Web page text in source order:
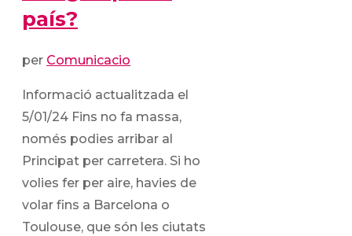
país?
per Comunicacio
Informació actualitzada el
5/01/24 Fins no fa massa,
només podies arribar al
Principat per carretera. Si ho
volies fer per aire, havies de
volar fins a Barcelona o
Toulouse, que són les ciutats